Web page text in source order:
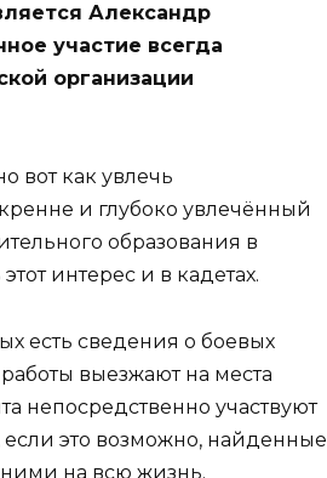
Александр
участие всегда
организации
вот как увлечь
и глубоко увлечённый
образования в
интерес и в кадетах.
есть сведения о боевых
выезжают на места
непосредственно участвуют
если это возможно, найденные
ними на всю жизнь.